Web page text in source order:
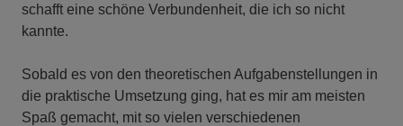
schafft eine schöne Verbundenheit, die ich so nicht
kannte.
Sobald es von den theoretischen Aufgabenstellungen in
die praktische Umsetzung ging, hat es mir am meisten
Spaß gemacht, mit so vielen verschiedenen